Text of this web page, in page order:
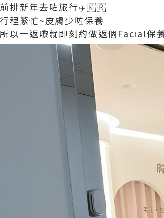
前排新年去咗旅行✈️🇰🇷
行程繁忙~皮膚少咗保養
所以一返嚟就即刻約做返個Facial保